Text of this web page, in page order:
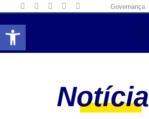
Abrir a barra de
Governança